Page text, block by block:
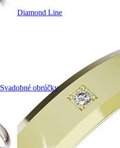
Diamond Line
Svadobné obrúčky